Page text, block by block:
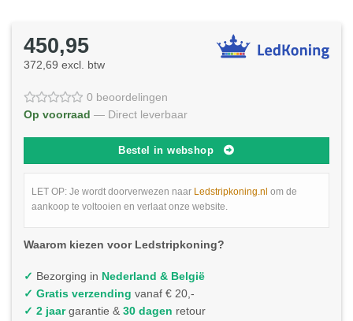
450,95
372,69 excl. btw
0 beoordelingen
Op voorraad — Direct leverbaar
Bestel in webshop
LET OP: Je wordt doorverwezen naar Ledstripkoning.nl om de
aankoop te voltooien en verlaat onze website.
Waarom kiezen voor Ledstripkoning?
✓ Bezorging in Nederland & België
✓ Gratis verzending vanaf € 20,-
✓ 2 jaargarantie & 30 dagen retour